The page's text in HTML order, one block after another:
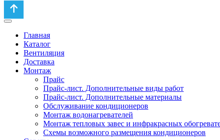
Главная
Каталог
Вентиляция
Доставка
Монтаж
Прайс
Прайс-лист. Дополнительные виды работ
Прайс-лист. Дополнительные материалы
Обслуживание кондиционеров
Монтаж водонагревателей
Монтаж тепловых завес и инфракрасных
Схемы возможного размещения кондиционеров